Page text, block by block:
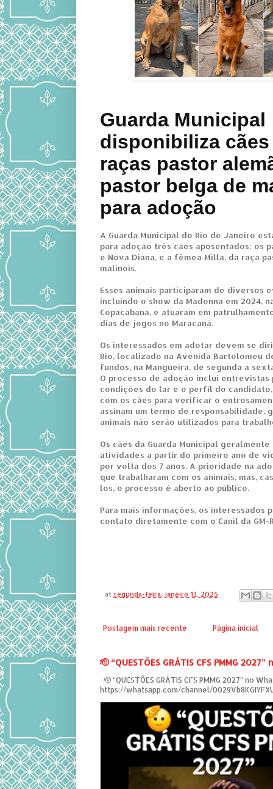
Guarda Municipal
disponibiliza
raças pastor
pastor belga de
para adoção
A Guarda Municipal do Rio de Janeiro
para adoção três cães aposentados: os
e Nova Diana, e a fêmea Milla, da raça
malinois.
Esses animais participaram de diversos
incluindo o show da Madonna em 2024,
Copacabana, e atuaram em
dias de jogos no Maracanã.
Os interessados em adotar devem se
Rio, localizado na Avenida Bartolomeu
fundos, na Mangueira, de segunda a
O processo de adoção inclui entrevistas
condições do lar e o perfil do
com os cães para verificar o
assinam um termo de responsabilidade,
animais não serão utilizados para
Os cães da Guarda Municipal geralmente
atividades a partir do primeiro ano de
por volta dos 7 anos. A prioridade na
que trabalharam com os animais, mas,
los, o processo é aberto ao público.
Para mais informações, os interessados
contato diretamente com o Canil da GM-
at segunda-feira, janeiro 13, 2025
Postagem mais recente Página inicial
‎🫡 “QUESTÕES GRÁTIS CFS PMMG
🫡 “QUESTÕES GRÁTIS CFS PMMG 2027” no
https://whatsapp.com/channel/